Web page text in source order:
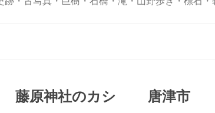
ッ
プ
藤原神社のカシ 唐津市